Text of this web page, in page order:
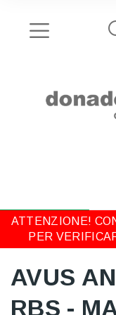
ATTENZIONE!
PER
AVUS
RBS -